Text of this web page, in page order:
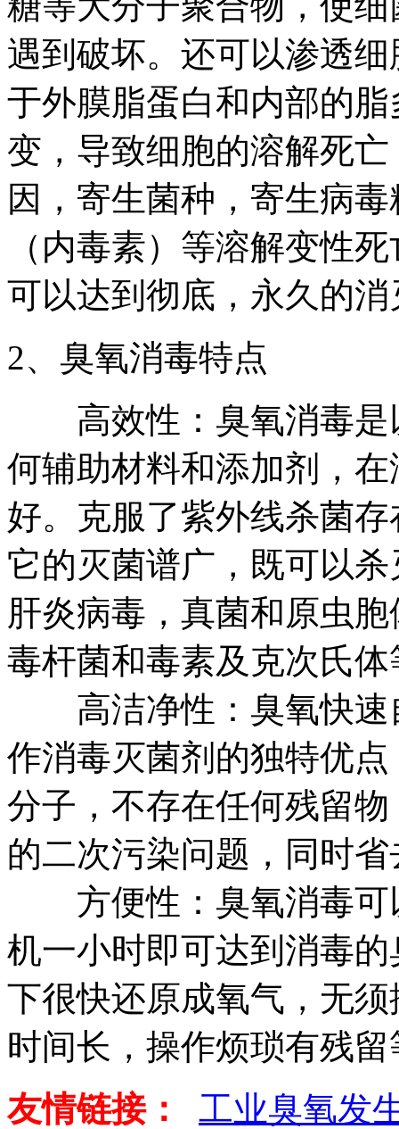
遇到破坏。还可以渗透
于外膜脂蛋白和内部的
变，导致细胞的溶解死
因，寄生菌种，寄生病
（内毒素）等溶解变性
可以达到彻底，永久的
2、臭氧消毒特点
高效性：臭氧消毒是
何辅助材料和添加剂，
好。克服了紫外线杀菌
它的灭菌谱广，既可以
肝炎病毒，真菌和原虫
毒杆菌和毒素及克次氏体
高洁净性：臭氧快速
作消毒灭菌剂的独特优
分子，不存在任何残留
的二次污染问题，同时
方便性：臭氧消毒可
机一小时即可达到消毒
下很快还原成氧气，无
时间长，操作烦琐有残
友情链接：
工业臭氧发